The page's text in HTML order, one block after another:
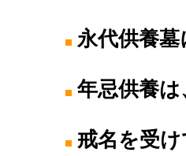
永代供養
年忌供養
戒名を受